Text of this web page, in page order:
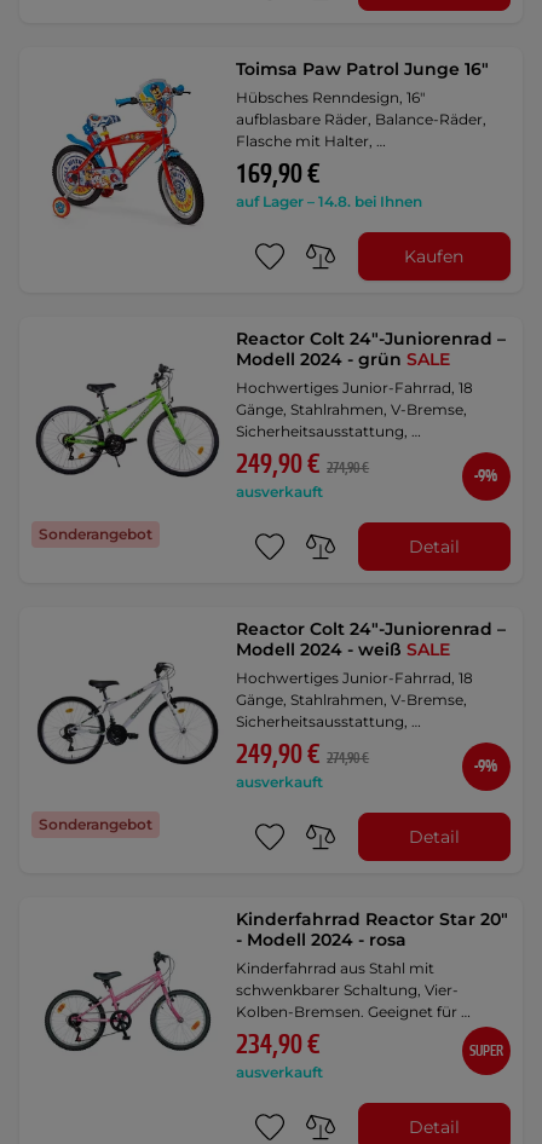
Toimsa Paw Patrol Junge 16"
Hübsches Renndesign, 16"
aufblasbare Räder, Balance-Räder,
Flasche mit Halter, …
169,90 €
auf Lager – 14.8. bei Ihnen
Kaufen
Sonderangebot
Reactor Colt 24"-Juniorenrad –
Modell 2024 - grünSALE
Hochwertiges Junior-Fahrrad, 18
Gänge, Stahlrahmen, V-Bremse,
Sicherheitsausstattung, …
249,90 € 274,90 €
ausverkauft
-9%
Detail
Sonderangebot
Reactor Colt 24"-Juniorenrad –
Modell 2024 - weißSALE
Hochwertiges Junior-Fahrrad, 18
Gänge, Stahlrahmen, V-Bremse,
Sicherheitsausstattung, …
249,90 € 274,90 €
ausverkauft
-9%
Detail
Kinderfahrrad Reactor Star 20"
- Modell 2024 - rosa
Kinderfahrrad aus Stahl mit
schwenkbarer Schaltung, Vier-
Kolben-Bremsen. Geeignet für …
234,90 €
ausverkauft
SUPER
Detail